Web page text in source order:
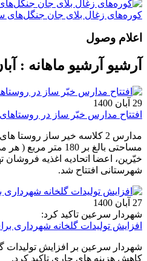
کوره‌های زغال بلای جان جنگل‌های
اعلام وصول
آرشیو آرشیو ماهانه : آبان
29 آبان 1400
افتتاح مدارس خیّر ساز در
مدارس 2 کلاسه خیر ساز
خیّرین، اعضا اتحادیه اغذیه فروشان
شهرستانی افتتاح شد.
27 آبان 1400
شهردار سرعین تاکید کرد:
افزایش تولیدات گلخانه‌ شهرداری
شهردار سرعین بر افزایش
کاهش هزینه های جاری تاکید کرد.